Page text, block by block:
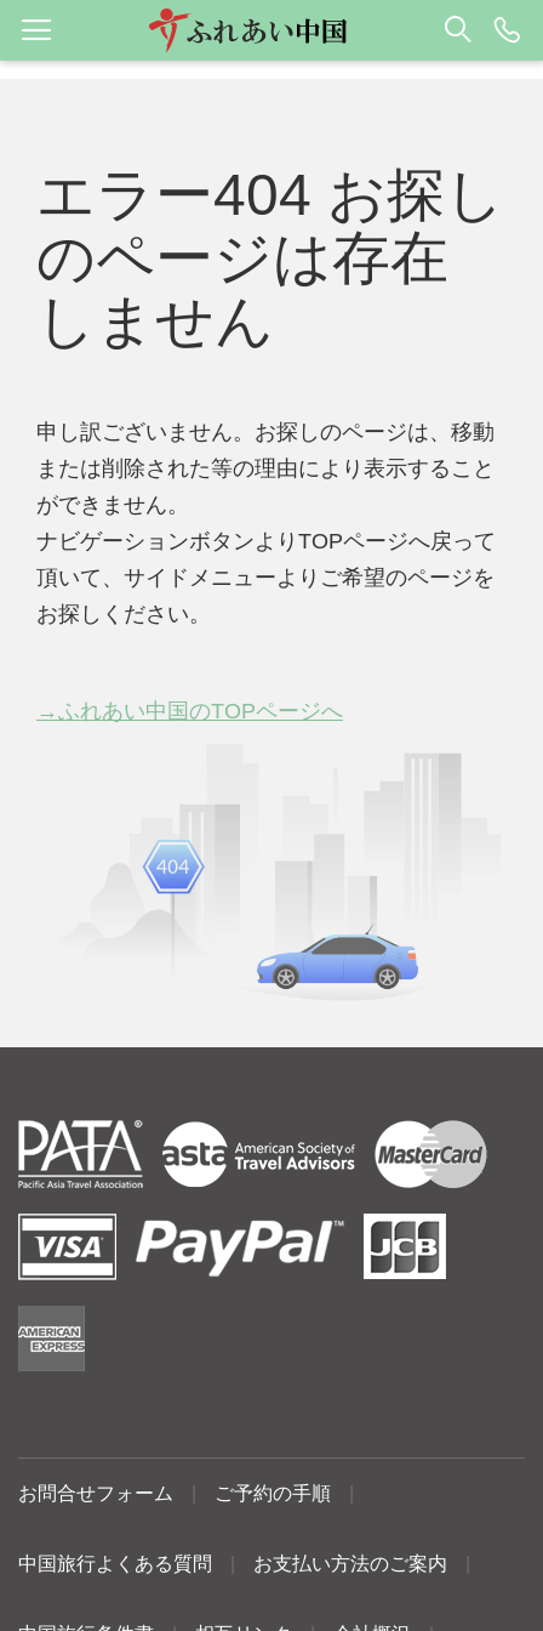
エラー404 お探し
のページは存在
しません
申し訳ございません。お探しのページは、移動
または削除された等の理由により表示すること
ができません。
ナビゲーションボタンよりTOPページへ戻って
頂いて、サイドメニューよりご希望のページを
お探しください。
→ふれあい中国のTOPページへ
お問合せフォーム ご予約の手順
中国旅行よくある質問 お支払い方法のご案内